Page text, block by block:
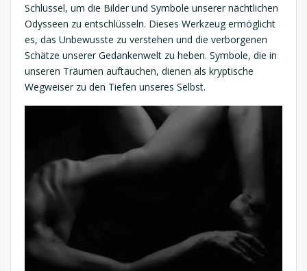
Schlüssel, um die Bilder und Symbole unserer nächtlichen
Odysseen zu entschlüsseln. Dieses Werkzeug ermöglicht
es, das Unbewusste zu verstehen und die verborgenen
Schätze unserer Gedankenwelt zu heben. Symbole, die in
unseren Träumen auftauchen, dienen als kryptische
Wegweiser zu den Tiefen unseres Selbst.